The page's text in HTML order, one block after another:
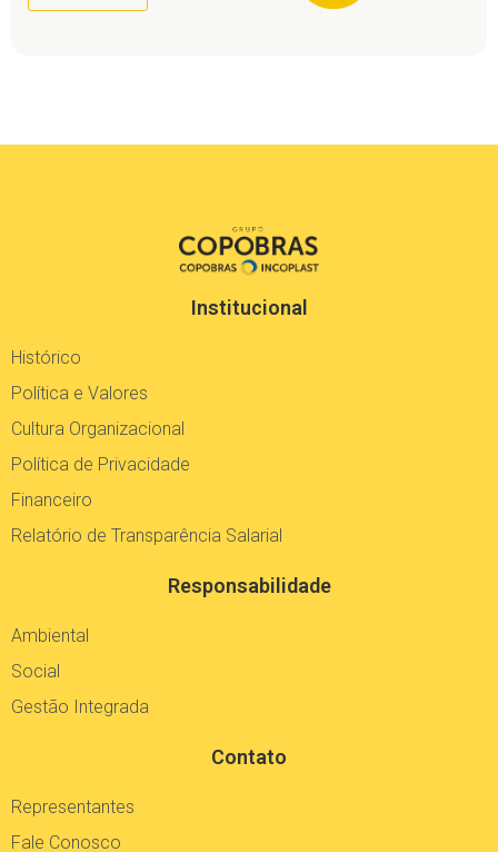
Institucional
Histórico
Política e Valores
Cultura Organizacional
Política de Privacidade
Financeiro
Relatório de Transparência Salarial
Responsabilidade
Ambiental
Social
Gestão Integrada
Contato
Representantes
Fale Conosco